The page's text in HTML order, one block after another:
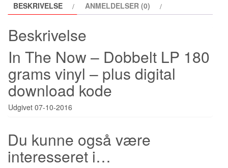
BESKRIVELSE ANMELDELSER (0)
Beskrivelse
In The Now – Dobbelt LP 180
grams vinyl – plus digital
download kode
Udgivet 07-10-2016
Du kunne også være
interesseret i…